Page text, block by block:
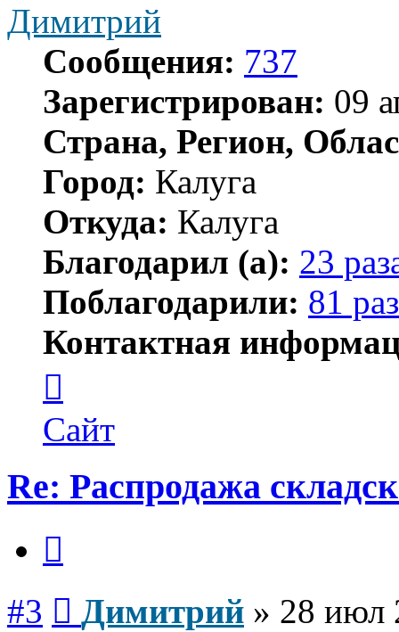
Димитрий
Сообщения: 737
Зарегистрирован: 09
Страна, Регион,
Город: Калуга
Откуда: Калуга
Благодарил (а): 23
Поблагодарили: 81 раз
Контактная
пользователя
Димитрий
Сайт
Re: Распродажа
#3 Димитрий » 28 июл